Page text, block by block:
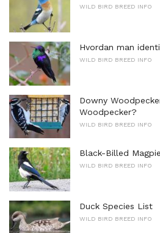
WILD BIRD BREED INFO
Hvordan man
WILD BIRD BREED INFO
Downy
Woodpecker?
WILD BIRD BREED INFO
Black-Billed Magpie
WILD BIRD BREED INFO
Duck Species List
WILD BIRD BREED INFO